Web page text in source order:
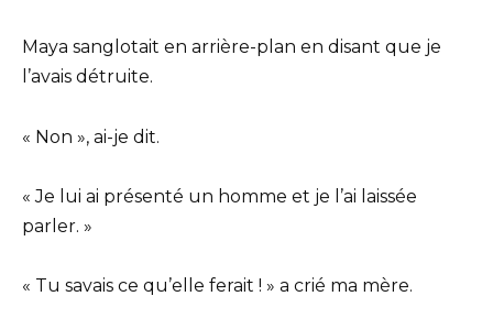
Maya sanglotait en arrière-plan en disant que je
l’avais détruite.
« Non », ai-je dit.
« Je lui ai présenté un homme et je l’ai laissée
parler. »
« Tu savais ce qu’elle ferait ! » a crié ma mère.